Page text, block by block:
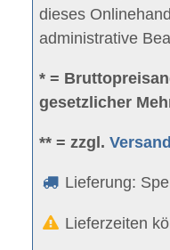
dieses
administrative
* =
gesetzlicher
** = zzgl.
Lieferung:
Lieferzeiten